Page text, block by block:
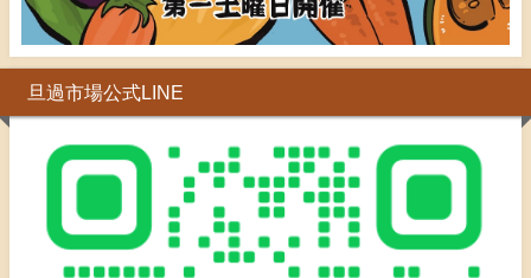
旦過市場公式LINE